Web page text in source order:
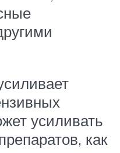
усиливать
как